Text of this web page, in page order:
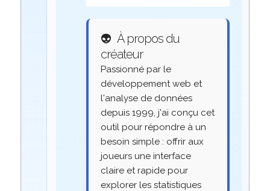
👽 À propos du
créateur
Passionné par le
développement web et
l'analyse de données
depuis 1999, j'ai conçu cet
outil pour répondre à un
besoin simple : offrir aux
joueurs une interface
claire et rapide pour
explorer les statistiques